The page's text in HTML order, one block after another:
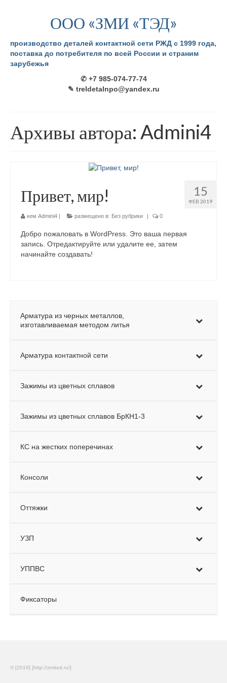
ООО «ЗМИ «ТЭД»
производство деталей контактной сети РЖД с 1999 года,
поставка до потребителя по всей России и страним
зарубежья
✆ +7 985-074-77-74
✎ treldetalnpo@yandex.ru
Архивы автора: Admini4
15
ФЕВ 2019
Привет, мир!
кем Admini4 размещено в: Без рубрики 0
Добро пожаловать в WordPress. Это ваша первая
запись. Отредактируйте или удалите ее, затем
начинайте создавать!
Арматура из черных металлов,
изготавливаемая методом литья
Арматура контактной сети
Зажимы из цветных сплавов
Зажимы из цветных сплавов БрКН1-3
КС на жестких поперечинах
Консоли
Оттяжки
УЗП
УППВС
Фиксаторы
© [2019] [http://zmited.ru/]